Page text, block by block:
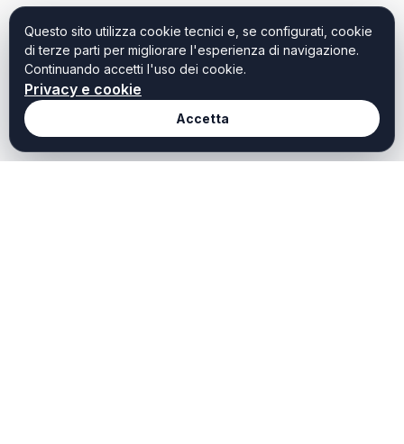
Questo sito utilizza cookie tecnici e, se configurati, cookie
di terze parti per migliorare l'esperienza di navigazione.
Continuando accetti l'uso dei cookie.
Privacy e cookie
Accetta